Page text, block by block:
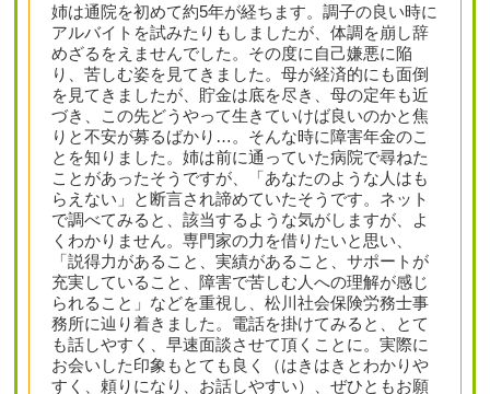
姉は通院を初めて約5年が経ちます。調子の良い時に
アルバイトを試みたりもしましたが、体調を崩し辞
めざるをえませんでした。その度に自己嫌悪に陥
り、苦しむ姿を見てきました。母が経済的にも面倒
を見てきましたが、貯金は底を尽き、母の定年も近
づき、この先どうやって生きていけば良いのかと焦
りと不安が募るばかり…。そんな時に障害年金のこ
とを知りました。姉は前に通っていた病院で尋ねた
ことがあったそうですが、「あなたのような人はも
らえない」と断言され諦めていたそうです。ネット
で調べてみると、該当するような気がしますが、よ
くわかりません。専門家の力を借りたいと思い、
「説得力があること、実績があること、サポートが
充実していること、障害で苦しむ人への理解が感じ
られること」などを重視し、松川社会保険労務士事
務所に辿り着きました。電話を掛けてみると、とて
も話しやすく、早速面談させて頂くことに。実際に
お会いした印象もとても良く（はきはきとわかりや
すく、頼りになり、お話しやすい）、ぜひともお願